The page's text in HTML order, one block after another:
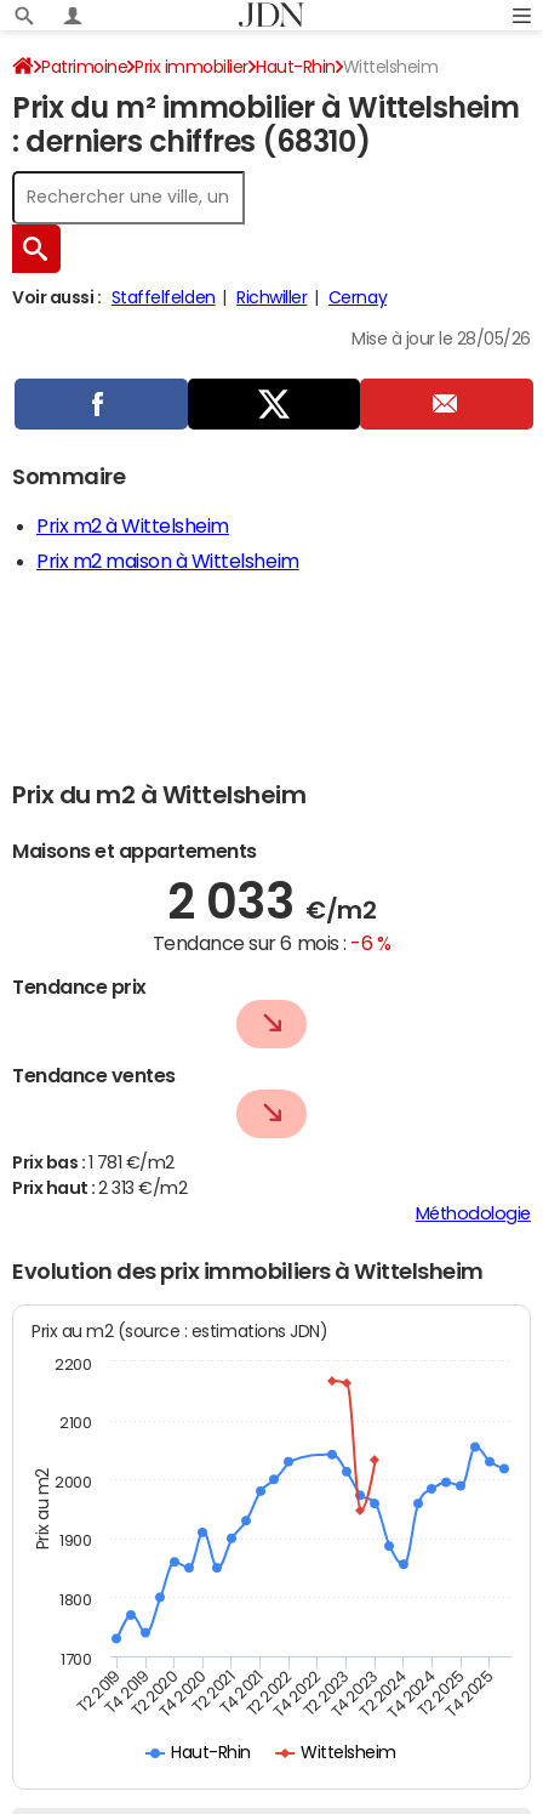
Patrimoine Prix immobilier Haut-Rhin Wittelsheim
Prix du m² immobilier à Wittelsheim
: derniers chiffres (68310)
Voir aussi : Staffelfelden Richwiller Cernay
Mise à jour le 28/05/26
Sommaire
Prix m2 à Wittelsheim
Prix m2 maison à Wittelsheim
Prix du m2 à Wittelsheim
Maisons et appartements
2 033 €/m2
Tendance sur 6 mois : -6 %
Tendance prix
Tendance ventes
Prix bas :
1 781 €/m2
Prix haut :2 313 €/m2
Méthodologie
Evolution des prix immobiliers à Wittelsheim
Prix au m2
Prix au m2 (source : estimations JDN)
Haut-Rhin Wittelsheim
T2 2019T4 2019T2 2020T4 2020T2 2021T4 2021T2 2022T4 2022T2 2023T4 2023T2 2024T4 2024T2 2025T4 2025
1700
1800
1900
2000
2100
2200